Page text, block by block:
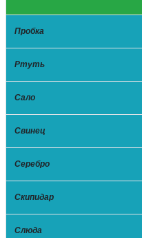
Пробка
Ртуть
Сало
Свинец
Серебро
Скипидар
Слюда